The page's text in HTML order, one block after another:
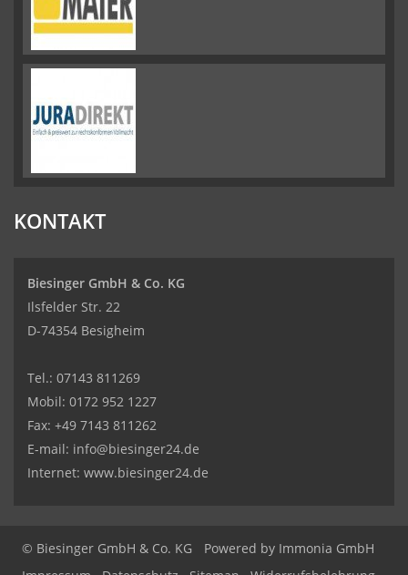
KONTAKT
Biesinger GmbH & Co. KG
Ilsfelder Str. 22
D-74354 Besigheim
Tel.: 07143 811269
Mobil: 0172 952 1227
Fax: +49 7143 811262
E-mail: info@biesinger24.de
Internet: www.biesinger24.de
© Biesinger GmbH & Co. KG Powered by Immonia GmbH